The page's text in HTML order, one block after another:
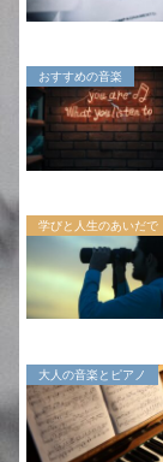
おすすめの音楽
学びと人生のあいだで
大人の音楽とピアノ